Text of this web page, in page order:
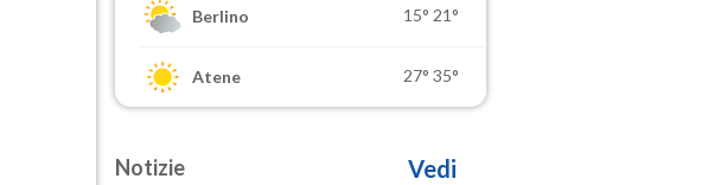
Berlino 15° 21°
Atene 27° 35°
Notizie
Vedi